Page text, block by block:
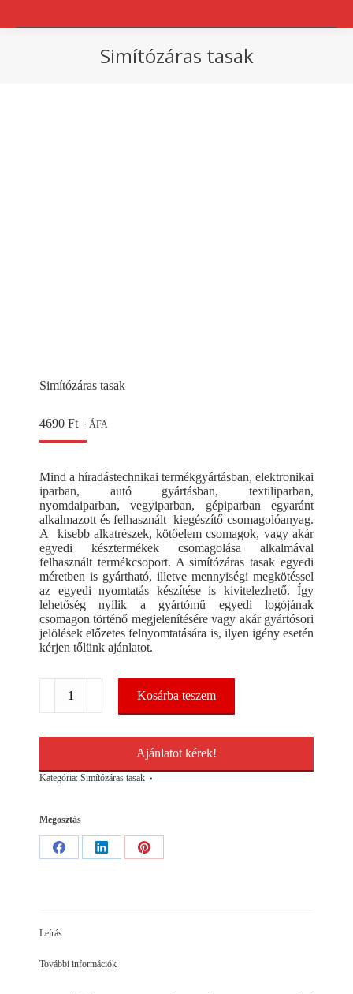
Simítózáras tasak
Simítózáras tasak
4690 Ft + ÁFA
Mind a híradástechnikai termékgyártásban, elektronikai
iparban, autó gyártásban, textiliparban,
nyomdaiparban, vegyiparban, gépiparban egyaránt
alkalmazott és felhasznált kiegészítő csomagolóanyag.
A kisebb alkatrészek, kötőelem csomagok, vagy akár
egyedi késztermékek csomagolása alkalmával
felhasznált termékcsoport. A simítózáras tasak egyedi
méretben is gyártható, illetve mennyiségi megkötéssel
az egyedi nyomtatás készítése is kivitelezhető. Így
lehetőség nyílik a gyártómű egyedi logójának
csomagon történő megjelenítésére vagy akár gyártósori
jelölések előzetes felnyomtatására is, ilyen igény esetén
kérjen tőlünk ajánlatot.
mennyiség
Kosárba teszem
Ajánlatot kérek!
Kategória: Simítózáras tasak
Megosztás
Share
Share
Share
Leírás
További információk